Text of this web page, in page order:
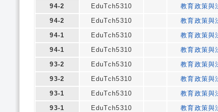
94-2
EduTch5310
教育政策與
94-2
EduTch5310
教育政策與
94-1
EduTch5310
教育政策與
94-1
EduTch5310
教育政策與
93-2
EduTch5310
教育政策與
93-2
EduTch5310
教育政策與
93-1
EduTch5310
教育政策與
93-1
EduTch5310
教育政策與